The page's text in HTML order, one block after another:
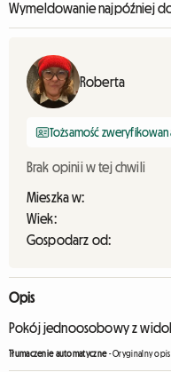
Wymeldowanie najpóźniej
Roberta
Tożsamość
Brak opinii w tej chwili
Mieszka w:
Wiek:
Gospodarz od:
Opis
Pokój jednoosobowy z
Tłumaczenie automatyczne-Oryginalny opis